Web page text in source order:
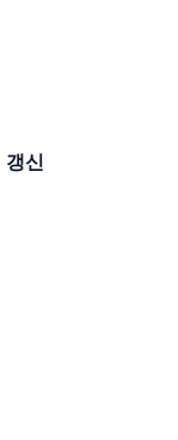
갱신